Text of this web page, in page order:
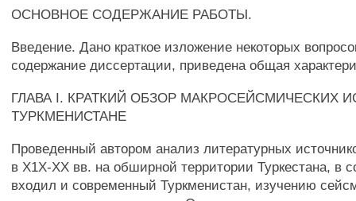
ОСНОВНОЕ СОДЕРЖАНИЕ РАБОТЫ.
Введение. Дано краткое изложение некоторых
содержание диссертации, приведена общая
ГЛАВА I. КРАТКИЙ ОБЗОР МАКРОСЕЙСМИЧЕСКИХ
ТУРКМЕНИСТАНЕ
Проведенный автором анализ литературных
в Х1Х-ХХ вв. на обширной территории Туркестана, в
входил и современный Туркменистан, изучению